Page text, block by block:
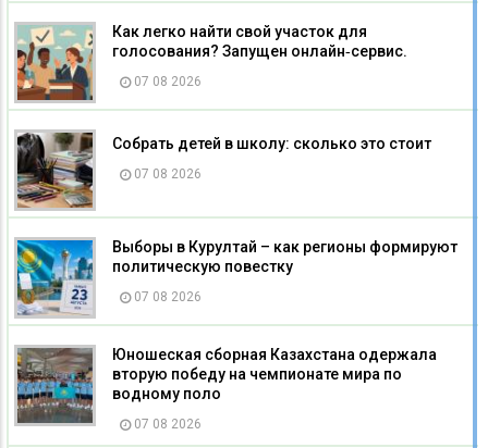
Как легко найти свой участок для
голосования? Запущен онлайн‑сервис.
07 08 2026
Собрать детей в школу: сколько это стоит
07 08 2026
Выборы в Курултай – как регионы формируют
политическую повестку
07 08 2026
Юношеская сборная Казахстана одержала
вторую победу на чемпионате мира по
водному поло
07 08 2026